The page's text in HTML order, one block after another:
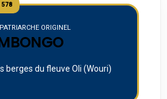
ORIGINEL
berges du fleuve Oli (Wouri)